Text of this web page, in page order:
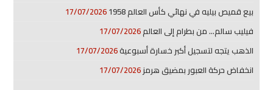
بيع قميص بيليه في نهائي كأس العالم 1958
17/07/2026
فيليب سالم… من بطرام إلى العالم17/07/2026
الذهب يتجه لتسجيل أكبر خسارة أسبوعية17/07/2026
انخفاض حركة العبور بمضيق هرمز17/07/2026